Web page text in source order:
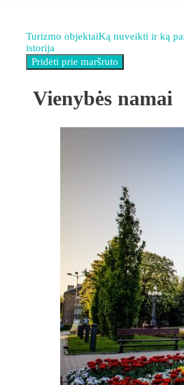
Turizmo objektaiKą nuveikti ir ką
istorija
Vienybės namai